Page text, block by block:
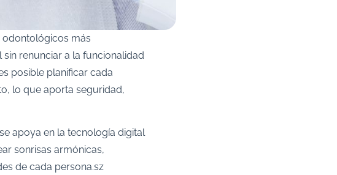
odontológicos más
renunciar a la funcionalidad
posible planificar cada
lo que aporta seguridad,
se apoya en la tecnología digital
sonrisas armónicas,
de cada persona.sz